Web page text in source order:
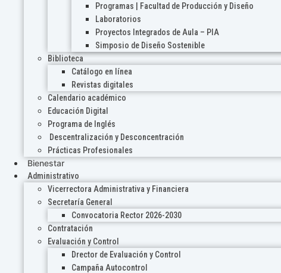
Programas | Facultad de Producción y Diseño
Laboratorios
Proyectos Integrados de Aula – PIA
Simposio de Diseño Sostenible
Biblioteca
Catálogo en línea
Revistas digitales
Calendario académico
Educación Digital
Programa de Inglés
Descentralización y Desconcentración
Prácticas Profesionales
Bienestar
Administrativo
Vicerrectora Administrativa y Financiera
Secretaría General
Convocatoria Rector 2026-2030
Contratación
Evaluación y Control
Drector de Evaluación y Control
Campaña Autocontrol